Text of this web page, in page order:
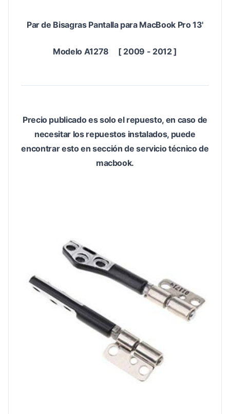
Par de Bisagras Pantalla para MacBook Pro 13'
Modelo A1278 [ 2009 - 2012 ]
Precio publicado es solo el repuesto, en caso de
necesitar los repuestos instalados, puede
encontrar esto en sección de servicio técnico de
macbook.